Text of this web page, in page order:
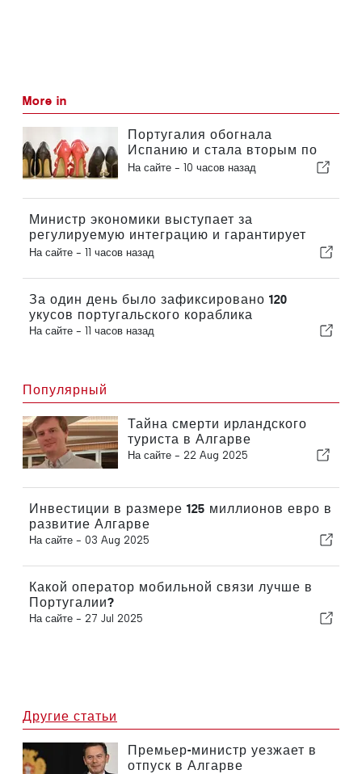
More in
Португалия обогнала
Испанию и стала вторым по
величине производителем
На сайте - 10 часов назад
Министр экономики выступает за
регулируемую интеграцию и гарантирует
иммигрантам ускоренную процедуру
На сайте - 11 часов назад
За один день было зафиксировано 120
укусов португальского кораблика
На сайте - 11 часов назад
Популярный
Тайна смерти ирландского
туриста в Алгарве
На сайте - 22 Aug 2025
Инвестиции в размере 125 миллионов евро в
развитие Алгарве
На сайте - 03 Aug 2025
Какой оператор мобильной связи лучше в
Португалии?
На сайте - 27 Jul 2025
Другие статьи
Премьер-министр уезжает в
отпуск в Алгарве